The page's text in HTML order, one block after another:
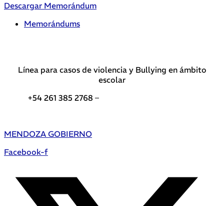
Descargar Memorándum
Memorándums
Línea para casos de violencia y Bullying en ámbito
escolar
+54 261 385 2768 –
MENDOZA GOBIERNO
Facebook-f